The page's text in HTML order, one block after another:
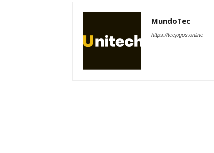
MundoTec
https://tecjogos.online